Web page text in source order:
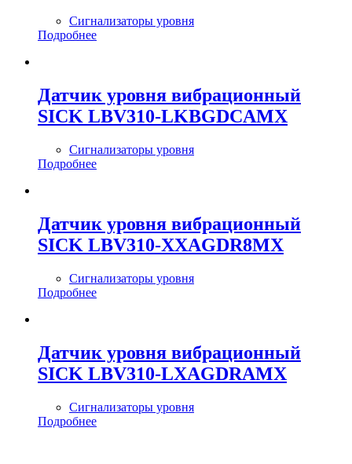
Сигнализаторы уровня
Подробнее
Датчик уровня вибрационный
SICK LBV310-LKBGDCAMX
Сигнализаторы уровня
Подробнее
Датчик уровня вибрационный
SICK LBV310-XXAGDR8MX
Сигнализаторы уровня
Подробнее
Датчик уровня вибрационный
SICK LBV310-LXAGDRAMX
Сигнализаторы уровня
Подробнее